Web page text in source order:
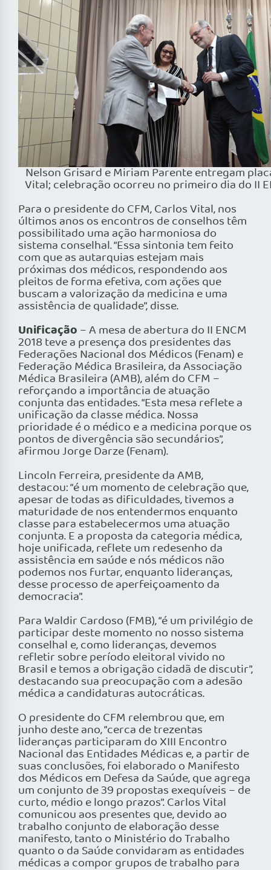
Nelson Grisard e Miriam Parente entregam
Vital; celebração ocorreu no primeiro dia do II
Para o presidente do CFM, Carlos Vital, nos
últimos anos os encontros de conselhos têm
possibilitado uma ação harmoniosa do
sistema conselhal. “Essa sintonia tem feito
com que as autarquias estejam mais
próximas dos médicos, respondendo aos
pleitos de forma efetiva, com ações que
buscam a valorização da medicina e uma
assistência de qualidade”, disse.
Unificação – A mesa de abertura do II ENCM
2018 teve a presença dos presidentes das
Federações Nacional dos Médicos (Fenam) e
Federação Médica Brasileira, da Associação
Médica Brasileira (AMB), além do CFM –
reforçando a importância de atuação
conjunta das entidades. “Esta mesa reflete a
unificação da classe médica. Nossa
prioridade é o médico e a medicina porque os
pontos de divergência são secundários”,
afirmou Jorge Darze (Fenam).
Lincoln Ferreira, presidente da AMB,
destacou: “é um momento de celebração que,
apesar de todas as dificuldades, tivemos a
maturidade de nos entendermos enquanto
classe para estabelecermos uma atuação
conjunta. E a proposta da categoria médica,
hoje unificada, reflete um redesenho da
assistência em saúde e nós médicos não
podemos nos furtar, enquanto lideranças,
desse processo de aperfeiçoamento da
democracia”.
Para Waldir Cardoso (FMB), “é um privilégio de
participar deste momento no nosso sistema
conselhal e, como lideranças, devemos
refletir sobre período eleitoral vivido no
Brasil e temos a obrigação cidadã de discutir”,
destacando sua preocupação com a adesão
médica a candidaturas autocráticas.
O presidente do CFM relembrou que, em
junho deste ano, “cerca de trezentas
lideranças participaram do XIII Encontro
Nacional das Entidades Médicas e, a partir de
suas conclusões, foi elaborado o Manifesto
dos Médicos em Defesa da Saúde, que agrega
um conjunto de 39 propostas exequíveis – de
curto, médio e longo prazos”. Carlos Vital
comunicou aos presentes que, devido ao
trabalho conjunto de elaboração desse
manifesto, tanto o Ministério do Trabalho
quanto o da Saúde convidaram as entidades
médicas a compor grupos de trabalho para